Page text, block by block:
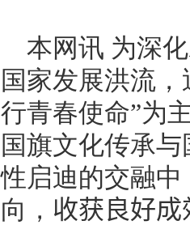
本网讯 为深
国家发展洪流，
行青春使命”为
国旗文化传承
性启迪的交融
向， 收获良好成